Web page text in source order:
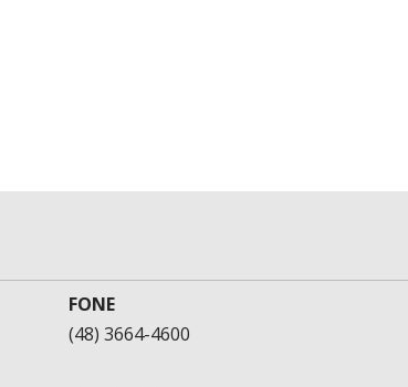
FONE
(48) 3664-4600